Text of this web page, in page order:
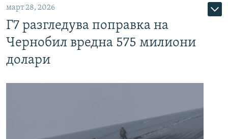
март 28, 2026
Г7 разгледува поправка на
Чернобил вредна 575 милиони
долари